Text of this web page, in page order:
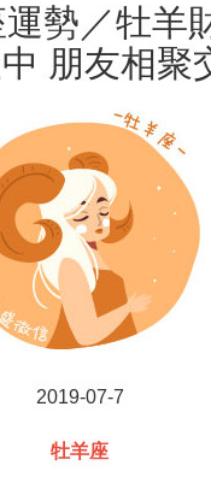
勢／牡羊
朋友相聚
2019-07-7
牡羊座